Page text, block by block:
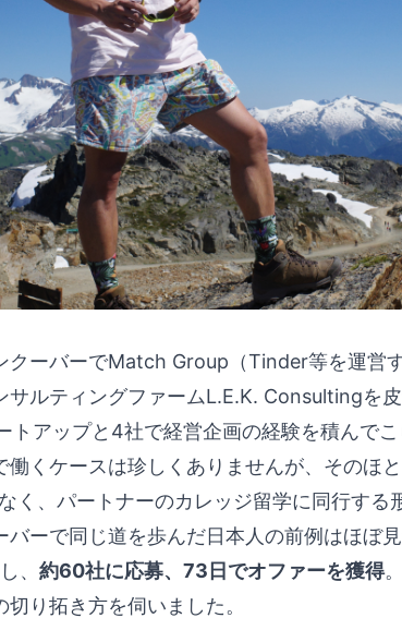
クーバーでMatch Group（Tinder等を運営
サルティングファームL.E.K. Consultingを
トアップと4社で経営企画の経験を積んでこ
くケースは珍しくありませんが、そのほ
く、パートナーのカレッジ留学に同行す
ーで同じ道を歩んだ日本人の前例はほぼ
、 約60社に応募、73日でオファーを獲得
り拓き方を伺いました。